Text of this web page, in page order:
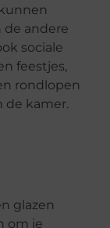
de andere
sociale
feestjes,
rondlopen
de kamer.
glazen
om je